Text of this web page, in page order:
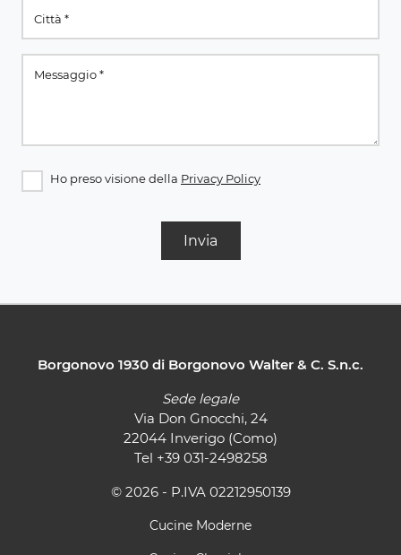
Ho preso visione della Privacy Policy
Invia
Borgonovo 1930 di Borgonovo Walter & C. S.n.c.
Sede legale
Via Don Gnocchi, 24
22044 Inverigo (Como)
Tel +39 031-2498258
© 2026 - P.IVA 02212950139
Cucine Moderne